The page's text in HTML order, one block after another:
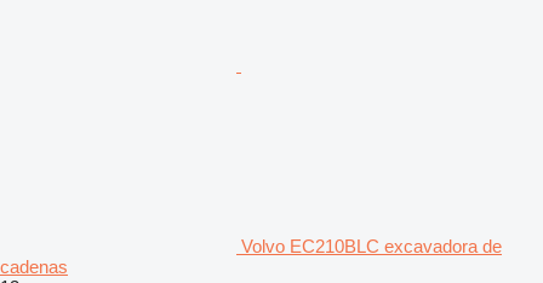
Volvo EC210BLC excavadora de
cadenas